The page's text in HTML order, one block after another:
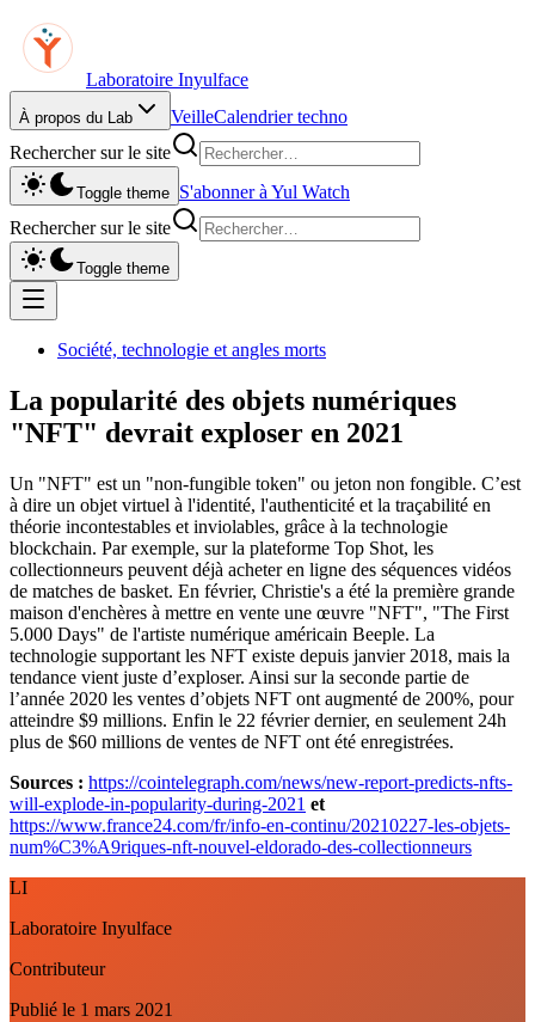
Laboratoire Inyulface
À propos du Lab VeilleCalendrier techno
Rechercher sur le site
Toggle theme S'abonner à Yul Watch
Rechercher sur le site
Toggle theme
Société, technologie et angles morts
La popularité des objets numériques
"NFT" devrait exploser en 2021
Un "NFT" est un "non-fungible token" ou jeton non fongible. C’est
à dire un objet virtuel à l'identité, l'authenticité et la traçabilité en
théorie incontestables et inviolables, grâce à la technologie
blockchain. Par exemple, sur la plateforme Top Shot, les
collectionneurs peuvent déjà acheter en ligne des séquences vidéos
de matches de basket. En février, Christie's a été la première grande
maison d'enchères à mettre en vente une œuvre "NFT", "The First
5.000 Days" de l'artiste numérique américain Beeple. La
technologie supportant les NFT existe depuis janvier 2018, mais la
tendance vient juste d’exploser. Ainsi sur la seconde partie de
l’année 2020 les ventes d’objets NFT ont augmenté de 200%, pour
atteindre $9 millions. Enfin le 22 février dernier, en seulement 24h
plus de $60 millions de ventes de NFT ont été enregistrées.
Sources : https://cointelegraph.com/news/new-report-predicts-nfts-
will-explode-in-popularity-during-2021 et
https://www.france24.com/fr/info-en-continu/20210227-les-objets-
num%C3%A9riques-nft-nouvel-eldorado-des-collectionneurs
LI
Laboratoire Inyulface
Contributeur
Publié le 1 mars 2021